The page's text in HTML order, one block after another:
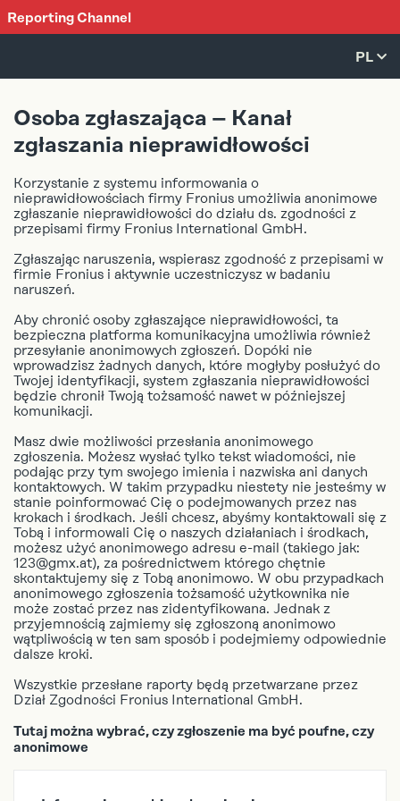
Reporting Channel
PL
Osoba zgłaszająca – Kanał
zgłaszania nieprawidłowości
Korzystanie z systemu informowania o
nieprawidłowościach firmy Fronius umożliwia anonimowe
zgłaszanie nieprawidłowości do działu ds. zgodności z
przepisami firmy Fronius International GmbH.
Zgłaszając naruszenia, wspierasz zgodność z przepisami w
firmie Fronius i aktywnie uczestniczysz w badaniu
naruszeń.
Aby chronić osoby zgłaszające nieprawidłowości, ta
bezpieczna platforma komunikacyjna umożliwia również
przesyłanie anonimowych zgłoszeń. Dopóki nie
wprowadzisz żadnych danych, które mogłyby posłużyć do
Twojej identyfikacji, system zgłaszania nieprawidłowości
będzie chronił Twoją tożsamość nawet w późniejszej
komunikacji.
Masz dwie możliwości przesłania anonimowego
zgłoszenia. Możesz wysłać tylko tekst wiadomości, nie
podając przy tym swojego imienia i nazwiska ani danych
kontaktowych. W takim przypadku niestety nie jesteśmy w
stanie poinformować Cię o podejmowanych przez nas
krokach i środkach. Jeśli chcesz, abyśmy kontaktowali się z
Tobą i informowali Cię o naszych działaniach i środkach,
możesz użyć anonimowego adresu e-mail (takiego jak:
123@gmx.at), za pośrednictwem którego chętnie
skontaktujemy się z Tobą anonimowo. W obu przypadkach
anonimowego zgłoszenia tożsamość użytkownika nie
może zostać przez nas zidentyfikowana. Jednak z
przyjemnością zajmiemy się zgłoszoną anonimowo
wątpliwością w ten sam sposób i podejmiemy odpowiednie
dalsze kroki.
Wszystkie przesłane raporty będą przetwarzane przez
Dział Zgodności Fronius International GmbH.
Tutaj można wybrać, czy zgłoszenie ma być poufne, czy
anonimowe
ES
SK